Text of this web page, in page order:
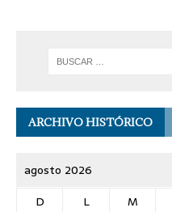
ARCHIVO HISTÓRICO
agosto 2026
D
L M